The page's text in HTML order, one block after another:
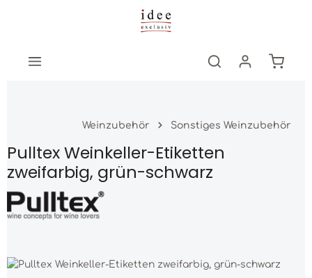
Zum Hauptinhalt springen
Weinzubehör Sonstiges Weinzubehör
Pulltex Weinkeller-Etiketten
zweifarbig, grün-schwarz
Bildergalerie überspringen